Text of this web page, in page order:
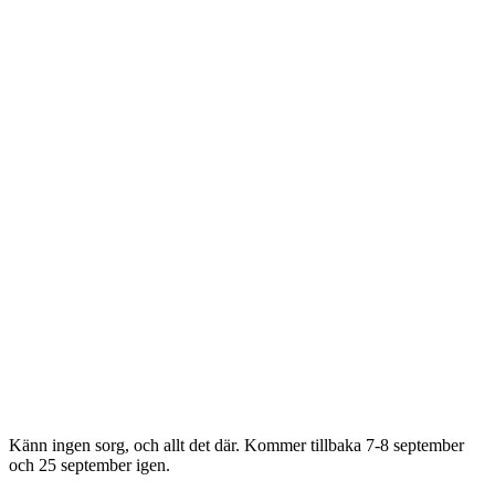
Känn ingen sorg, och allt det där. Kommer tillbaka 7-8 september
och 25 september igen.